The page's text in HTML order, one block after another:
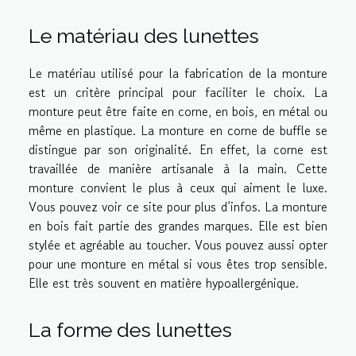
Le matériau des lunettes
Le matériau utilisé pour la fabrication de la monture
est un critère principal pour faciliter le choix. La
monture peut être faite en corne, en bois, en métal ou
même en plastique. La monture en corne de buffle se
distingue par son originalité. En effet, la corne est
travaillée de manière artisanale à la main. Cette
monture convient le plus à ceux qui aiment le luxe.
Vous pouvezvoir ce sitepour plus d’infos. La monture
en bois fait partie des grandes marques. Elle est bien
stylée et agréable au toucher. Vous pouvez aussi opter
pour une monture en métal si vous êtes trop sensible.
Elle est très souvent en matière hypoallergénique.
La forme des lunettes